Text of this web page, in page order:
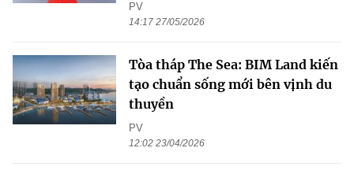
PV
14:17 27/05/2026
Tòa tháp The Sea: BIM Land kiến
tạo chuẩn sống mới bên vịnh du
thuyền
PV
12:02 23/04/2026